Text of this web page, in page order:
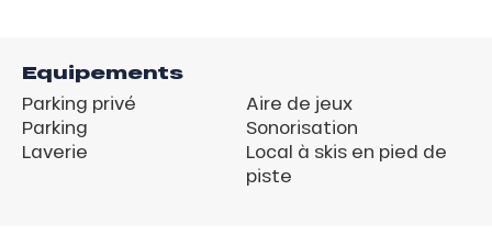
Equipements
Parking privé
Parking
Laverie
Aire de jeux
Sonorisation
Local à skis en pied de
piste